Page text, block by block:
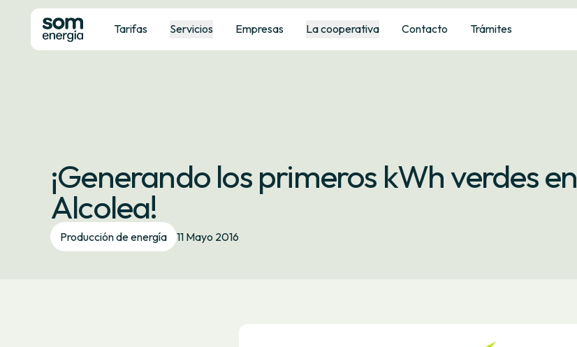
Tarifas Servicios Empresas La cooperativa Contacto Trámites
¡Generando los primeros kWh verdes en
Alcolea!
Producción de energía 11 Mayo 2016